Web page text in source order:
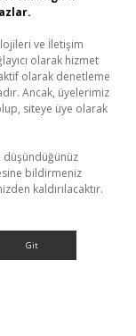
ve İletişim
olarak hizmet
olarak denetleme
Ancak, üyelerimiz
siteye üye olarak
düşündüğünüz
bildirmeniz
kaldırılacaktır.